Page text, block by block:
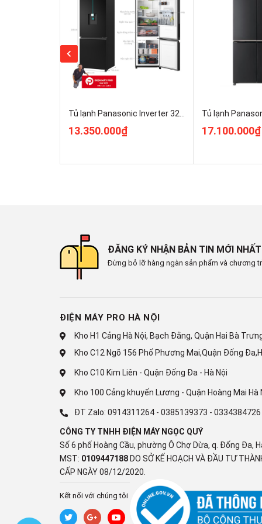
Công nghệ bảo quản và làm lạnh
Công nghệ làm lạnh:
Công nghệ làm lạnh vòm All-around Cooling giúp
Công nghệ bảo quản thực phẩm:
Ngăn đông mềm -1 độ C Optimal Fresh Zone
Bộ lọc than hoạt tính Deodorizer
Tiện ích
Thông tin lắp đặt
Kích thước - Khối lượng:
Cao 170 cm - Ngang 59.5 cm - Sâu 66.3 cm - Nặng
Tủ lạnh Panasonic Inverter 325 lít NR-BV361GPKV ĐIện Máy Pro Giá Rẻ Nhất
13.350.000₫ 17.100.000₫
ĐĂNG KÝ NHẬN BẢN TIN MỚI NHẤT
Đừng bỏ lỡ hàng ngàn sản phẩm và chương
ĐIỆN MÁY PRO HÀ NỘI
Kho H1 Cảng Hà Nội, Bạch Đằng, Quận Hai Bà
Kho C12 Ngõ 156 Phố Phương Mai,Quận Đống
Kho C10 Kim Liên - Quận Đống Đa - Hà Nội
Kho 100 Cảng khuyến Lương - Quận Hoàng Mai Hà
ĐT Zalo: 0914311264 - 0385139373 - 0334384726
CÔNG TY TNHH ĐIỆN MÁY NGỌC QUÝ
Số 6 phố Hoàng Cầu, phường Ô Chợ Dừa, q. Đống Đa,
MST: 0109447188DO SỞ KẾ HOẠCH VÀ ĐẦU TƯ
CẤP NGÀY 08/12/2020.
Kết nối với chúng tôi